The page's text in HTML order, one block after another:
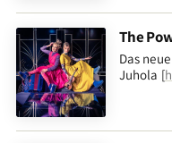
The
Das
Juhola [